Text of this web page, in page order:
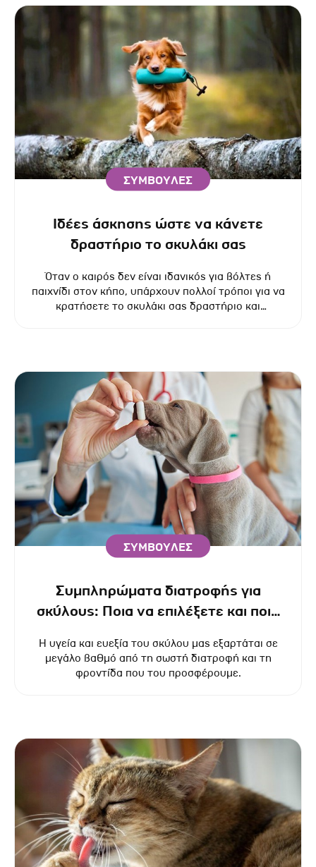
ΣΥΜΒΟΥΛΕΣ
Ιδέες άσκησης ώστε να κάνετε
δραστήριο το σκυλάκι σας
Όταν ο καιρός δεν είναι ιδανικός για βόλτες ή
παιχνίδι στον κήπο, υπάρχουν πολλοί τρόποι για να
κρατήσετε το σκυλάκι σας δραστήριο και
ΣΥΜΒΟΥΛΕΣ
Συμπληρώματα διατροφής για
σκύλους: Ποια να επιλέξετε και ποια
Η υγεία και ευεξία του σκύλου μας εξαρτάται σε
μεγάλο βαθμό από τη σωστή διατροφή και τη
φροντίδα που του προσφέρουμε.